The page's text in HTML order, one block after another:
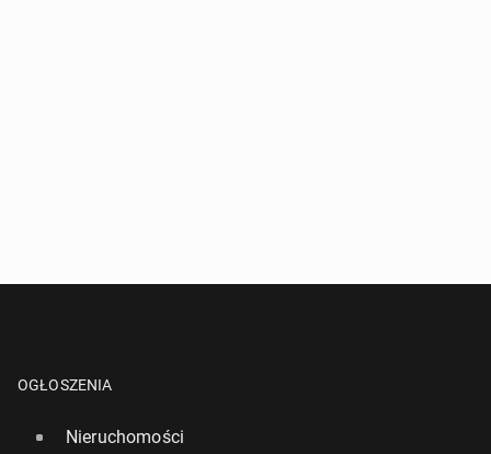
OGŁOSZENIA
Nieruchomości